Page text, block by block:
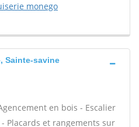
monego
Sainte-savine
en bois - Escalier
Placards et rangements sur